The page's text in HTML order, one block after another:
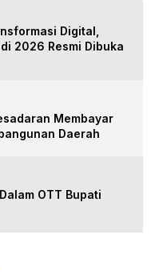
Digital,
2026 Resmi Dibuka
Membayar
Daerah
OTT Bupati